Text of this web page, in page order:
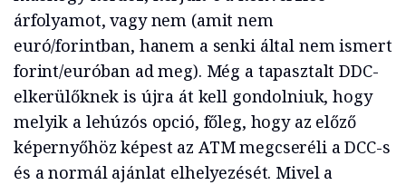
árfolyamot, vagy nem (amit nem
euró/forintban, hanem a senki által nem ismert
forint/euróban ad meg). Még a tapasztalt DDC-
elkerülőknek is újra át kell gondolniuk, hogy
melyik a lehúzós opció, főleg, hogy az előző
képernyőhöz képest az ATM megcseréli a DCC-s
és a normál ajánlat elhelyezését. Mivel a